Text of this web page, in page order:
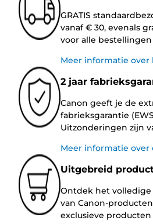
GRATIS
vanaf € 30, evenals
voor alle bestellingen
Meer informatie over
2 jaar
Canon geeft je de
fabrieksgarantie
Uitzonderingen zijn
Meer informatie over
Uitgebreid
Ontdek het
van Canon-
exclusieve